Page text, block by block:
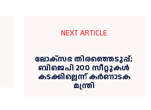
NEXT ARTICLE
ലോക്സഭ തിരഞ്ഞെടുപ്പ്;
ബിജെപി 200 സീറ്റുകൾ
കടക്കില്ലെന്ന് കർണാടക
മന്ത്രി